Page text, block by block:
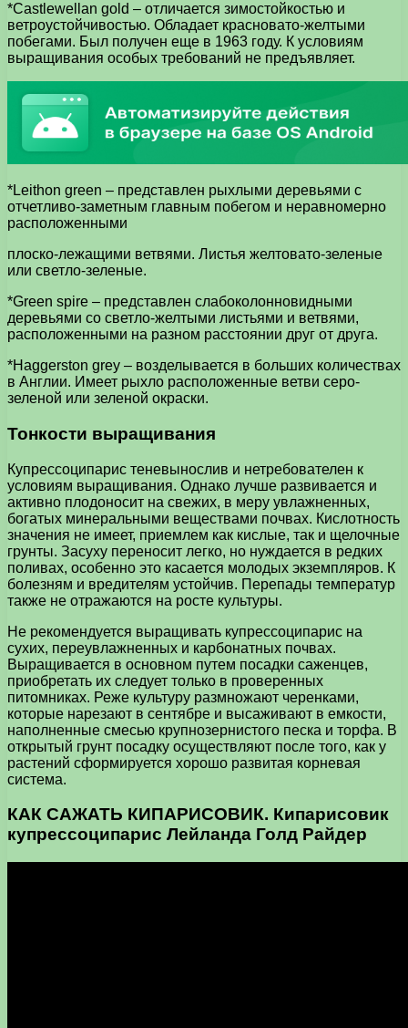
*Саstlewellan gold – отличается зимостойкостью и
ветроустойчивостью. Обладает красновато-желтыми
побегами. Был получен еще в 1963 году. К условиям
выращивания особых требований не предъявляет.
*Leithon green – представлен рыхлыми деревьями с
отчетливо-заметным главным побегом и неравномерно
расположенными
плоско-лежащими ветвями. Листья желтовато-зеленые
или светло-зеленые.
*Green spire – представлен слабоколонновидными
деревьями со светло-желтыми листьями и ветвями,
расположенными на разном расстоянии друг от друга.
*Haggerston grey – возделывается в больших количествах
в Англии. Имеет рыхло расположенные ветви серо-
зеленой или зеленой окраски.
Тонкости выращивания
Купрессоципарис теневынослив и нетребователен к
условиям выращивания. Однако лучше развивается и
активно плодоносит на свежих, в меру увлажненных,
богатых минеральными веществами почвах. Кислотность
значения не имеет, приемлем как кислые, так и щелочные
грунты. Засуху переносит легко, но нуждается в редких
поливах, особенно это касается молодых экземпляров. К
болезням и вредителям устойчив. Перепады температур
также не отражаются на росте культуры.
Не рекомендуется выращивать купрессоципарис на
сухих, переувлажненных и карбонатных почвах.
Выращивается в основном путем посадки саженцев,
приобретать их следует только в проверенных
питомниках. Реже культуру размножают черенками,
которые нарезают в сентябре и высаживают в емкости,
наполненные смесью крупнозернистого песка и торфа. В
открытый грунт посадку осуществляют после того, как у
растений сформируется хорошо развитая корневая
система.
КАК САЖАТЬ КИПАРИСОВИК. Кипарисовик
купрессоципарис Лейланда Голд Райдер